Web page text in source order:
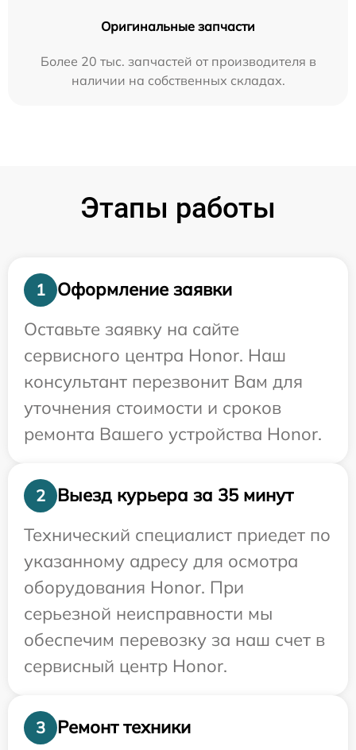
Оригинальные запчасти
Более 20 тыс. запчастей от производителя в
наличии на собственных складах.
Этапы работы
1
Оформление заявки
Оставьте заявку на сайте
сервисного центра Honor. Наш
консультант перезвонит Вам для
уточнения стоимости и сроков
ремонта Вашего устройства Honor.
2
Выезд курьера за 35 минут
Технический специалист приедет по
указанному адресу для осмотра
оборудования Honor. При
серьезной неисправности мы
обеспечим перевозку за наш счет в
сервисный центр Honor.
3 Ремонт техники